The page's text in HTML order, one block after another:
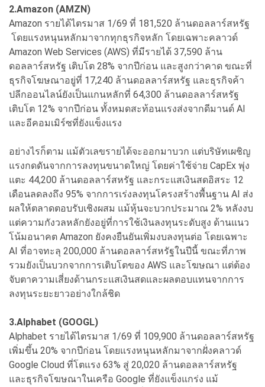
2.Amazon (AMZN)
Amazon รายได้ไตรมาส 1/69 ที่ 181,520 ล้านดอลลาร์สหรัฐ
โดยแรงหนุนหลักมาจากทุกธุรกิจหลัก โดยเฉพาะคลาวด์
Amazon Web Services (AWS) ที่มีรายได้ 37,590 ล้าน
ดอลลาร์สหรัฐ เติบโต 28% จากปีก่อน และสูงกว่าคาด ขณะที่
ธุรกิจโฆษณาอยู่ที่ 17,240 ล้านดอลลาร์สหรัฐ และธุรกิจค้า
ปลีกออนไลน์ยังเป็นแกนหลักที่ 64,300 ล้านดอลลาร์สหรัฐ
เติบโต 12% จากปีก่อน ทั้งหมดสะท้อนแรงส่งจากดีมานด์ AI
และอีคอมเมิร์ซที่ยังแข็งแรง
อย่างไรก็ตาม แม้ตัวเลขรายได้จะออกมาบวก แต่บริษัทเผชิญ
แรงกดดันจากการลงทุนขนาดใหญ่ โดยค่าใช้จ่าย CapEx พุ่ง
แตะ 44,200 ล้านดอลลาร์สหรัฐ และกระแสเงินสดอิสระ 12
เดือนลดลงถึง 95% จากการเร่งลงทุนโครงสร้างพื้นฐาน AI ส่ง
ผลให้ตลาดตอบรับเชิงผสม แม้หุ้นจะบวกประมาณ 2% หลังงบ
แต่ความกังวลหลักยังอยู่ที่การใช้เงินลงทุนระดับสูง ด้านแนว
โน้มอนาคต Amazon ยังคงยืนยันเพิ่มงบลงทุนต่อ โดยเฉพาะ
AI ที่อาจทะลุ 200,000 ล้านดอลลาร์สหรัฐในปีนี้ ขณะที่ภาพ
รวมยังเป็นบวกจากการเติบโตของ AWS และโฆษณา แต่ต้อง
จับตาความเสี่ยงด้านกระแสเงินสดและผลตอบแทนจากการ
ลงทุนระยะยาวอย่างใกล้ชิด
3.Alphabet (GOOGL)
Alphabet รายได้ไตรมาส 1/69 ที่ 109,900 ล้านดอลลาร์สหรัฐ
เพิ่มขึ้น 20% จากปีก่อน โดยแรงหนุนหลักมาจากฝั่งคลาวด์
Google Cloud ที่โตแรง 63% สู่ 20,020 ล้านดอลลาร์สหรัฐ
และธุรกิจโฆษณาในเครือ Google ที่ยังแข็งแกร่ง แม้